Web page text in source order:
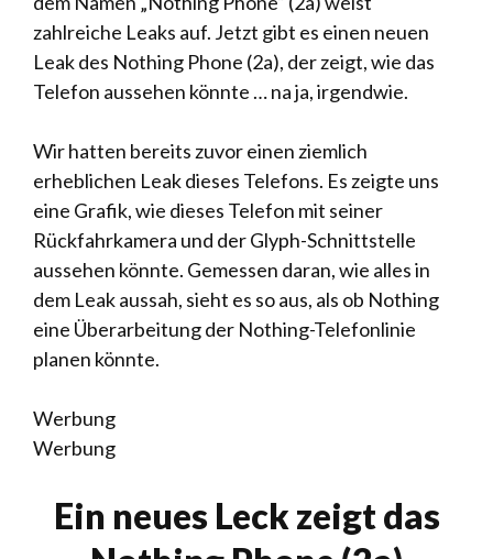
zahlreiche Leaks auf. Jetzt gibt es einen neuen
Leak des Nothing Phone (2a), der zeigt, wie das
Telefon aussehen könnte … na ja, irgendwie.
Wir hatten bereits zuvor einen ziemlich
erheblichen Leak dieses Telefons. Es zeigte uns
eine Grafik, wie dieses Telefon mit seiner
Rückfahrkamera und der Glyph-Schnittstelle
aussehen könnte. Gemessen daran, wie alles in
dem Leak aussah, sieht es so aus, als ob Nothing
eine Überarbeitung der Nothing-Telefonlinie
planen könnte.
Werbung
Werbung
Ein neues Leck zeigt das